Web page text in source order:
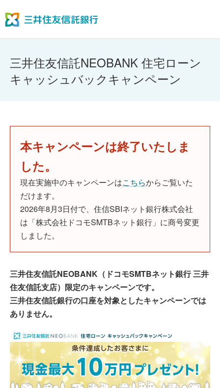
三井住友信託NEOBANK 住宅ローン
キャッシュバックキャンペーン
本キャンペーンは終了いたしま
した。
現在実施中のキャンペーンはこちらからご覧いた
だけます。
2026年8月3日付で、住信SBIネット銀行株式会社
は「株式会社ドコモSMTBネット銀行」に商号変更
しました。
三井住友信託NEOBANK（ドコモSMTBネット銀行 三井
住友信託支店）限定のキャンペーンです。
三井住友信託銀行の口座を対象としたキャンペーンでは
ありません。